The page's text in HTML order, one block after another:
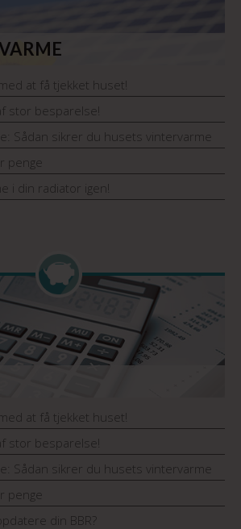
at få tjekket huset!
stor besparelse!
Sådan sikrer du husets vintervarme
penge
i din radiator igen!
at få tjekket huset!
stor besparelse!
Sådan sikrer du husets vintervarme
penge
din BBR?